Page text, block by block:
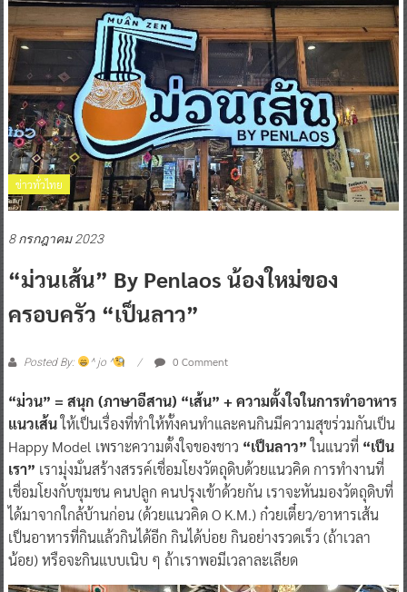
ข่าวทั่วไทย
8 กรกฎาคม 2023
“ม่วนเส้น” By Penlaos น้องใหม่ของ
ครอบครัว “เป็นลาว”
Posted By: ^ jo ^ 0 Comment
“ม่วน” = สนุก (ภาษาอีสาน) “เส้น” + ความตั้งใจในการทำอาหาร
แนวเส้นให้เป็นเรื่องที่ทำให้ทั้งคนทำและคนกินมีความสุขร่วมกันเป็น
Happy Model เพราะความตั้งใจของชาว “เป็นลาว”ในแนวที่ “เป็น
เรา” เรามุ่งมั่นสร้างสรรค์เชื่อมโยงวัตถุดิบด้วยแนวคิด การทำงานที่
เชื่อมโยงกับชุมชน คนปลูก คนปรุงเข้าด้วยกัน เราจะหันมองวัตถุดิบที่
ได้มาจากใกล้บ้านก่อน (ด้วยแนวคิด O K.M.) ก๋วยเตี๋ยว/อาหารเส้น
เป็นอาหารที่กินแล้วกินได้อีก กินได้บ่อย กินอย่างรวดเร็ว (ถ้าเวลา
น้อย) หรือจะกินแบบเนิบ ๆ ถ้าเราพอมีเวลาละเลียด